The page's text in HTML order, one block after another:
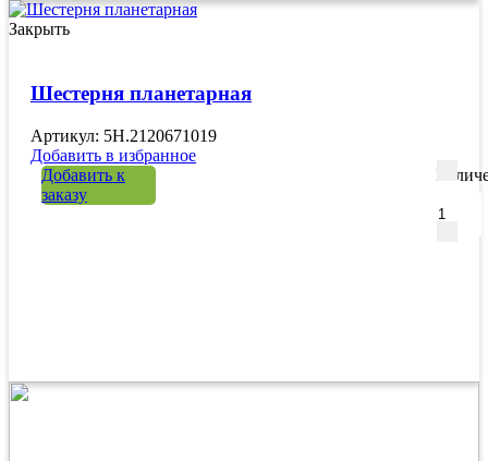
Закрыть
Шестерня планетарная
Артикул: 5H.2120671019
Добавить в избранное
Добавить к
заказу